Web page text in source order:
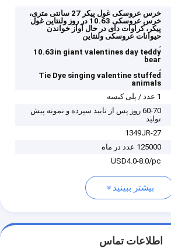
خرس عروسکی غول پیکر 27 سانتی متری،
خرس عروسکی 10.63 در روز ولنتاین غول
پیکر، کراوات دای در حال آواز خواندن
حیوانات عروسکی ولنتاین
,
10.63in giant valentines day teddy
bear
,
Tie Dye singing valentine stuffed
animals
1 عدد / پلی کیسه
60-70 روز پس از تایید سپرده و نمونه پیش
تولید
1349JR-27
125000 عدد در ماه
USD4.0-8.0/pc
بیشتر ببینید
اطلاعات تماس